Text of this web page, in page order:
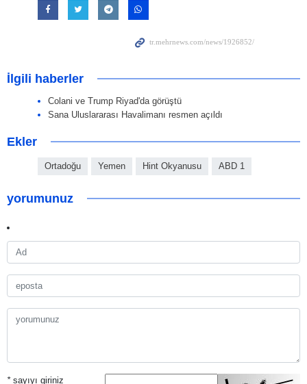
İlgili haberler
Colani ve Trump Riyad'da görüştü
Sana Uluslararası Havalimanı resmen açıldı
Ekler
Ortadoğu Yemen Hint Okyanusu ABD 1
yorumunuz
*sayıyı giriniz